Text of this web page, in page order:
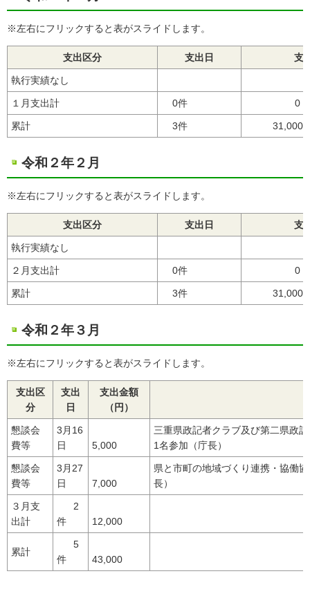
※左右にフリックすると表がスライドします。
支出区分 支出日 支
執行実績なし
１月支出計 0件 0
累計 3件 31,000
令和２年２月
※左右にフリックすると表がスライドします。
支出区分 支出日 支
執行実績なし
２月支出計 0件 0
累計 3件 31,000
令和２年３月
※左右にフリックすると表がスライドします。
支出区
分
支出
日
支出金額
（円）
懇談会
費等
3月16
日
5,000
三重県政記者クラブ及び第二県政
1名参加（庁長）
懇談会
費等
3月27
日
7,000
県と市町の地域づくり連携・協働
長）
３月支
出計
2
件
12,000
累計
5
件
43,000